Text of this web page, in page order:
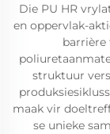
Die PU HR
en oppervlak-
barrière
struktuur
maak vir
se unieke